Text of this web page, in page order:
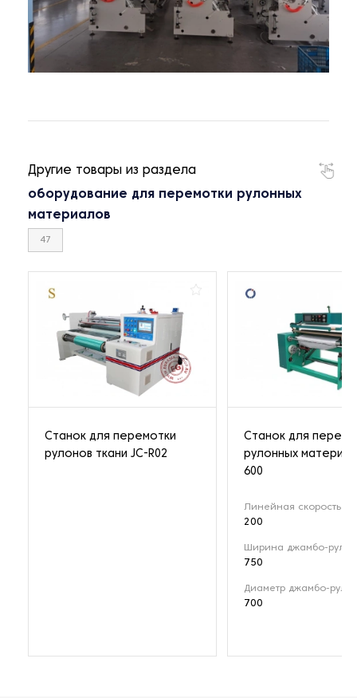
Другие товары из раздела
оборудование для перемотки рулонных
материалов
47
Станок для перемотки
рулонов ткани JC-R02
Станок для
рулонных
600
Линейная скорость
200
Ширина джамбо-
750
Диаметр джамбо-
700